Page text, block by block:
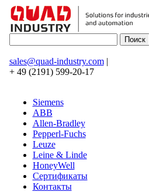
sales@quad-industry.com|
+ 49 (2191) 599-20-17
Siemens
ABB
Allen-Bradley
Pepperl-Fuchs
Leuze
Leine & Linde
HoneyWell
Сертификаты
Контакты